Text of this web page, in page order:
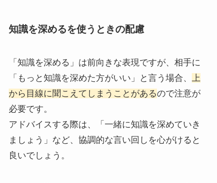
知識を深めるを使うときの配慮
「知識を深める」は前向きな表現ですが、相手に
「もっと知識を深めた方がいい」と言う場合、 上
から目線に聞こえてしまうことがあるので注意が
必要です。
アドバイスする際は、「一緒に知識を深めていき
ましょう」など、協調的な言い回しを心がけると
良いでしょう。